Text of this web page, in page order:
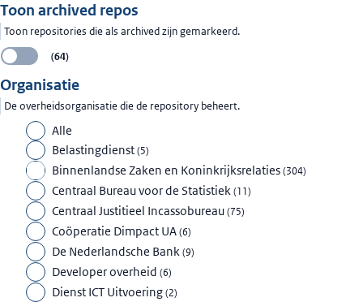
Toon archived repos
Toon repositories die als archived zijn gemarkeerd.
(64)
Uit
Organisatie
De overheidsorganisatie die de repository beheert.
Alle
Belastingdienst(5)
Binnenlandse Zaken en Koninkrijksrelaties(304)
Centraal Bureau voor de Statistiek(11)
Centraal Justitieel Incassobureau(75)
Coöperatie Dimpact UA(6)
De Nederlandsche Bank(9)
Developer overheid (6)
Dienst ICT Uitvoering(2)